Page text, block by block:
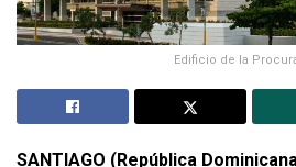
Edificio de la
SANTIAGO (República